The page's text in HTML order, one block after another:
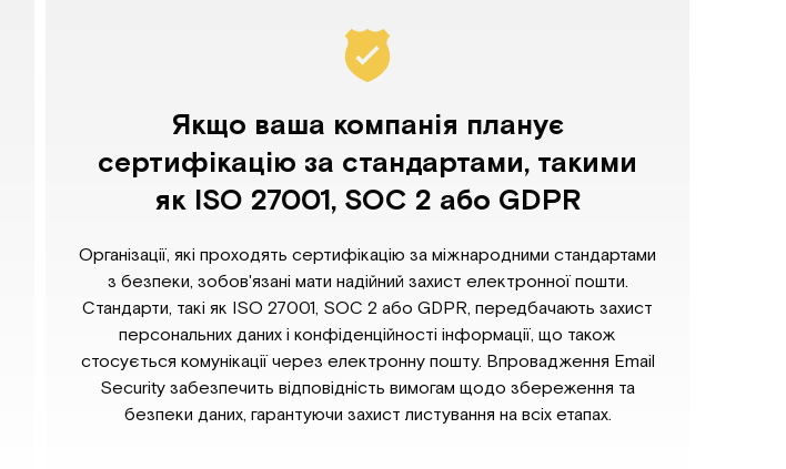
Якщо ваша компанія планує
сертифікацію за стандартами, такими
як ISO 27001, SOC 2 або GDPR
Організації, які проходять сертифікацію за міжнародними стандартами
з безпеки, зобов'язані мати надійний захист електронної пошти.
Стандарти, такі як ISO 27001, SOC 2 або GDPR, передбачають захист
персональних даних і конфіденційності інформації, що також
стосується комунікації через електронну пошту. Впровадження Email
Security забезпечить відповідність вимогам щодо збереження та
безпеки даних, гарантуючи захист листування на всіх етапах.